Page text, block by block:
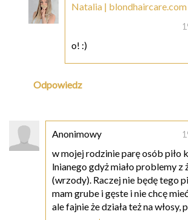
Natalia | blondhaircare.com
o! :)
Odpowiedz
Anonimowy
w mojej rodzinie parę osób piło
lnianego gdyż miało problemy z
(wrzody). Raczej nie będę tego
mam grube i gęste i nie chcę
ale fajnie że działa też na włosy,